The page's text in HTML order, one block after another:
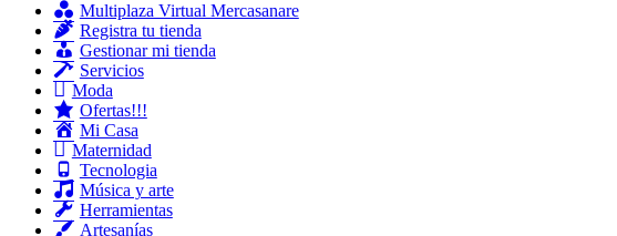
Multiplaza Virtual Mercasanare
Registra tu tienda
Gestionar mi tienda
Servicios
Moda
Ofertas!!!
Mi Casa
Maternidad
Tecnologia
Música y arte
Herramientas
Artesanías